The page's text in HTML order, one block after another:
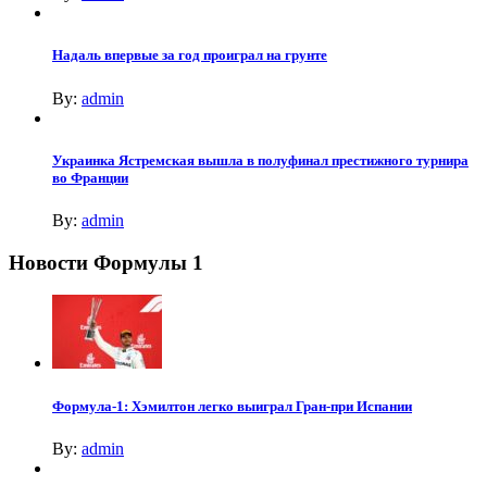
Надаль впервые за год проиграл на грунте
By: admin
Украинка Ястремская вышла в полуфинал престижного турнира
во Франции
By: admin
Новости Формулы 1
Формула-1: Хэмилтон легко выиграл Гран-при Испании
By: admin